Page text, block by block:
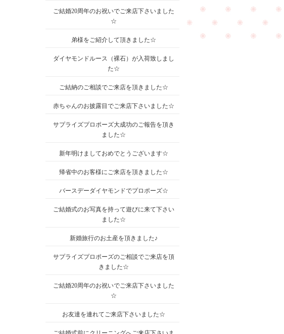
ご結婚20周年のお祝いでご来店下さいました
☆
弟様をご紹介して頂きました☆
ダイヤモンドルース（裸石）が入荷致しまし
た☆
ご結納のご相談でご来店を頂きました☆
赤ちゃんのお披露目でご来店下さいました☆
サプライズプロポーズ大成功のご報告を頂き
ました☆
新年明けましておめでとうございます☆
帰省中のお客様にご来店を頂きました☆
バースデーダイヤモンドでプロポーズ☆
ご結婚式のお写真を持って遊びに来て下さい
ました☆
新婚旅行のお土産を頂きました♪
サプライズプロポーズのご相談でご来店を頂
きました☆
ご結婚20周年のお祝いでご来店下さいました
☆
お友達を連れてご来店下さいました☆